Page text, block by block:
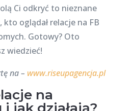
Ci odkryć to nieznane
oglądał relacje na FB
Gotowy? Oto
wiedzieć!
na – www.riseupagencja.pl
na